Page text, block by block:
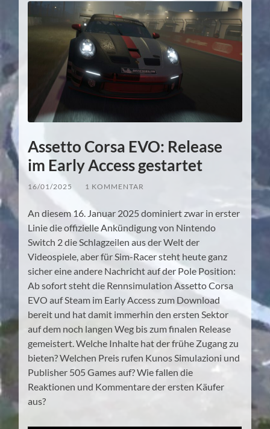
Assetto Corsa EVO: Release
im Early Access gestartet
16/01/2025 1 KOMMENTAR
An diesem 16. Januar 2025 dominiert zwar in erster
Linie die offizielle Ankündigung von Nintendo
Switch 2 die Schlagzeilen aus der Welt der
Videospiele, aber für Sim-Racer steht heute ganz
sicher eine andere Nachricht auf der Pole Position:
Ab sofort steht die Rennsimulation Assetto Corsa
EVO auf Steam im Early Access zum Download
bereit und hat damit immerhin den ersten Sektor
auf dem noch langen Weg bis zum finalen Release
gemeistert. Welche Inhalte hat der frühe Zugang zu
bieten? Welchen Preis rufen Kunos Simulazioni und
Publisher 505 Games auf? Wie fallen die
Reaktionen und Kommentare der ersten Käufer
aus?